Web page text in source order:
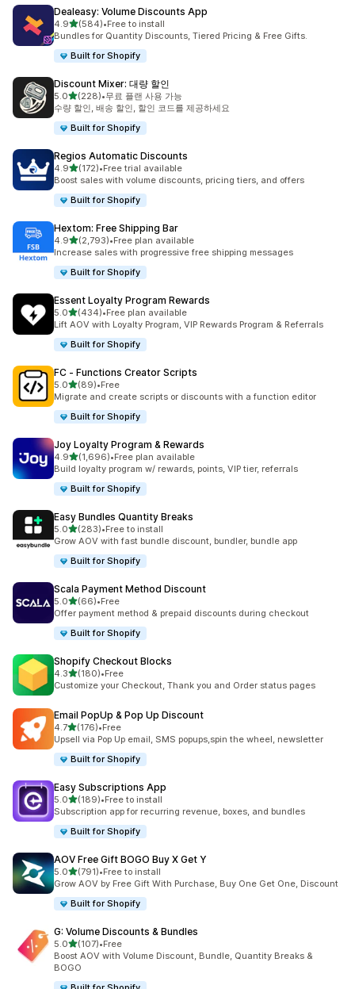
Dealeasy: Volume Discounts App
4.9별 5개 중
(584)
총 리뷰 584개
•Free to install
Bundles for Quantity Discounts, Tiered Pricing & Free Gifts.
Built for Shopify
Discount Mixer: 대량 할인
5.0별 5개 중
(228)
총 리뷰 228개
•무료 플랜 사용 가능
수량 할인, 배송 할인, 할인 코드를 제공하세요
Built for Shopify
Regios Automatic Discounts
4.9별 5개 중
(172)
총 리뷰 172개
•Free trial available
Boost sales with volume discounts, pricing tiers, and offers
Built for Shopify
Hextom: Free Shipping Bar
4.9별 5개 중
(2,793)
총 리뷰 2793개
•Free plan available
Increase sales with progressive free shipping messages
Built for Shopify
Essent Loyalty Program Rewards
5.0별 5개 중
(434)
총 리뷰 434개
•Free plan available
Lift AOV with Loyalty Program, VIP Rewards Program & Referrals
Built for Shopify
FC ‑ Functions Creator Scripts
5.0별 5개 중
(89)
총 리뷰 89개
•Free
Migrate and create scripts or discounts with a function editor
Built for Shopify
Joy Loyalty Program & Rewards
4.9별 5개 중
(1,696)
총 리뷰 1696개
•Free plan available
Build loyalty program w/ rewards, points, VIP tier, referrals
Built for Shopify
Easy Bundles Quantity Breaks
5.0별 5개 중
(283)
총 리뷰 283개
•Free to install
Grow AOV with fast bundle discount, bundler, bundle app
Built for Shopify
Scala Payment Method Discount
5.0별 5개 중
(66)
총 리뷰 66개
•Free
Offer payment method & prepaid discounts during checkout
Built for Shopify
Shopify Checkout Blocks
4.3별 5개 중
(180)
총 리뷰 180개
•Free
Customize your Checkout, Thank you and Order status pages
Email PopUp & Pop Up Discount
4.7별 5개 중
(176)
총 리뷰 176개
•Free
Upsell via Pop Up email, SMS popups,spin the wheel, newsletter
Built for Shopify
Easy Subscriptions App
5.0별 5개 중
(189)
총 리뷰 189개
•Free to install
Subscription app for recurring revenue, boxes, and bundles
Built for Shopify
AOV Free Gift BOGO Buy X Get Y
5.0별 5개 중
(791)
총 리뷰 791개
•Free to install
Grow AOV by Free Gift With Purchase, Buy One Get One, Discount
Built for Shopify
G: Volume Discounts & Bundles
5.0별 5개 중
(107)
총 리뷰 107개
•Free
Boost AOV with Volume Discount, Bundle, Quantity Breaks &
BOGO